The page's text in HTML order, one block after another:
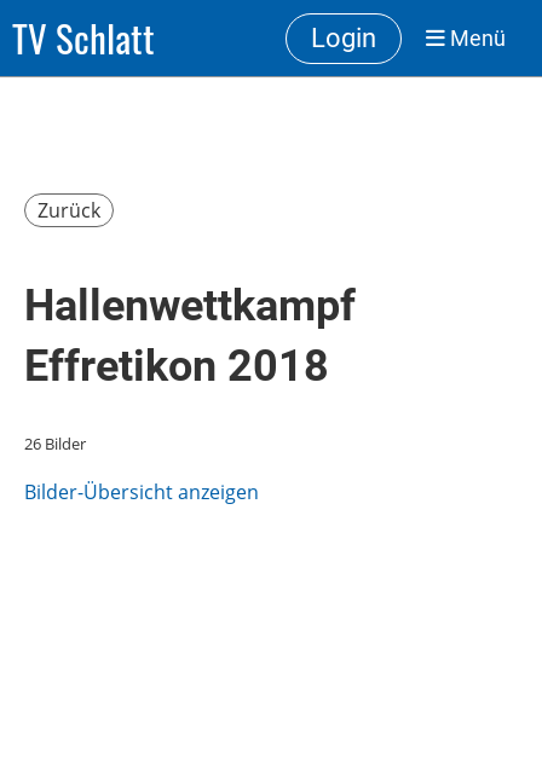
TV Schlatt Login Menü
Zurück
Hallenwettkampf
Effretikon 2018
26 Bilder
Bilder-Übersicht anzeigen